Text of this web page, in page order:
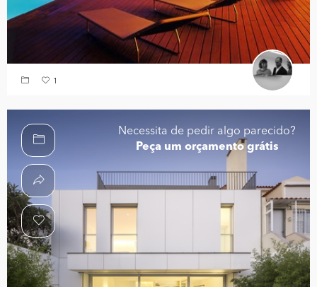
1
Necessita de pedir algo parecido?
Peça um orçamento grátis